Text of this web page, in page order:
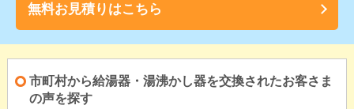
無料お見積りはこちら
市町村から給湯器・湯沸かし器を交換されたお客さま
の声を探す